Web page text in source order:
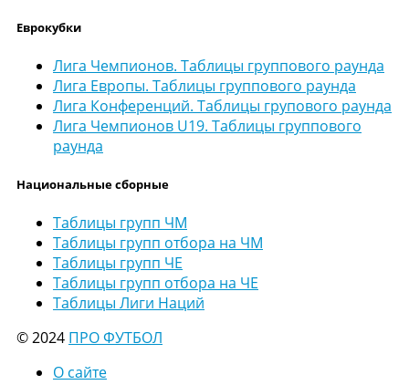
Еврокубки
Лига Чемпионов. Таблицы группового раунда
Лига Европы. Таблицы группового раунда
Лига Конференций. Таблицы групового раунда
Лига Чемпионов U19. Таблицы группового
раунда
Национальные сборные
Таблицы групп ЧМ
Таблицы групп отбора на ЧМ
Таблицы групп ЧЕ
Таблицы групп отбора на ЧЕ
Таблицы Лиги Наций
© 2024 ПРО ФУТБОЛ
О сайте